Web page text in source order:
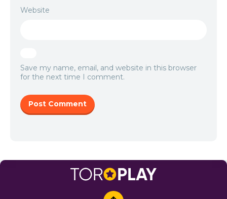
Website
Save my name, email, and website in this browser
for the next time I comment.